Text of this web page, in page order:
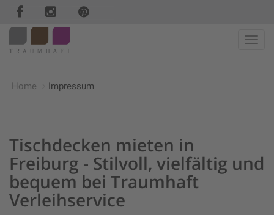
Home Impressum
Tischdecken mieten in
Freiburg - Stilvoll, vielfältig und
bequem bei Traumhaft
Verleihservice